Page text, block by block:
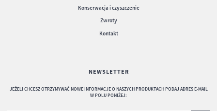
Konserwacja i czyszczenie
Zwroty
Kontakt
NEWSLETTER
JEŻELI CHCESZ OTRZYMYWAĆ NOWE INFORMACJE O NASZYCH PRODUKTACH PODAJ ADRES E-MAIL
W POLU PONIŻEJ: